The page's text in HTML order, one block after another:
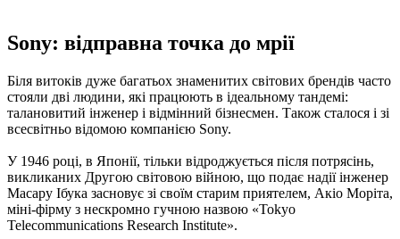
Sony: відправна точка до мрії
Біля витоків дуже багатьох знаменитих світових брендів часто
стояли дві людини, які працюють в ідеальному тандемі:
талановитий інженер і відмінний бізнесмен. Також сталося і зі
всесвітньо відомою компанією Sony.
У 1946 році, в Японії, тільки відроджується після потрясінь,
викликаних Другою світовою війною, що подає надії інженер
Масару Ібука засновує зі своїм старим приятелем, Акіо Моріта,
міні-фірму з нескромно гучною назвою «Tokyo
Telecommunications Research Institute».